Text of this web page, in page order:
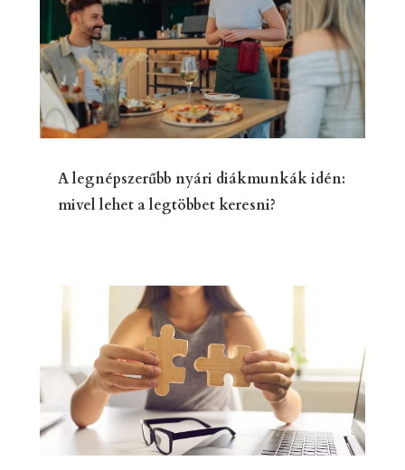
A legnépszerűbb nyári diákmunkák idén:
mivel lehet a legtöbbet keresni?